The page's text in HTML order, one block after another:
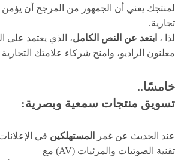
لمنتجك يعني أن الجمهور من المرجح أن يؤمن
تجارية.
لذا ، ابتعد عن النص الكامل، الذي يعتمد على
معلنون الراديو، وامنح شركاء علامتك
خامسًا..
تسويق منتجات سمعية وبصرية:
عند الحديث عن غمر المستهلكين في
تقنية الصوتيات والمرئيات (AV) مع